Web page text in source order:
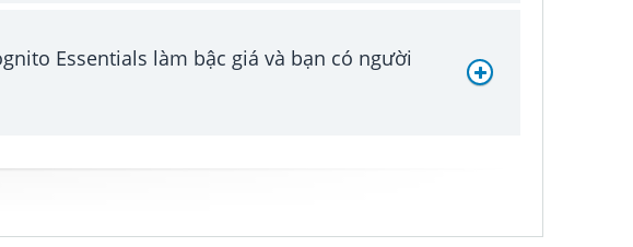
Essentials làm bậc giá và bạn có người
mạng xã hội